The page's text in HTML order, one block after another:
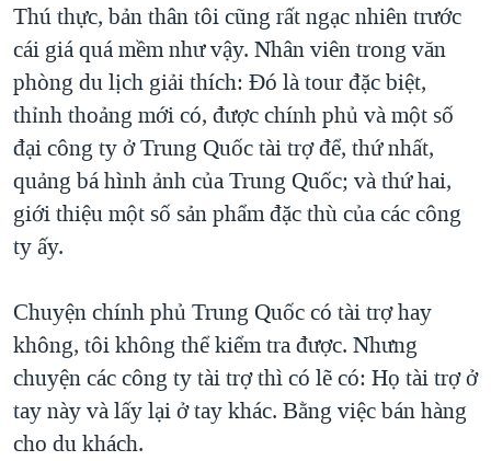
Thú thực, bản thân tôi cũng rất ngạc nhiên trước
cái giá quá mềm như vậy. Nhân viên trong văn
phòng du lịch giải thích: Đó là tour đặc biệt,
thỉnh thoảng mới có, được chính phủ và một số
đại công ty ở Trung Quốc tài trợ để, thứ nhất,
quảng bá hình ảnh của Trung Quốc; và thứ hai,
giới thiệu một số sản phẩm đặc thù của các công
ty ấy.
Chuyện chính phủ Trung Quốc có tài trợ hay
không, tôi không thể kiểm tra được. Nhưng
chuyện các công ty tài trợ thì có lẽ có: Họ tài trợ ở
tay này và lấy lại ở tay khác. Bằng việc bán hàng
cho du khách.